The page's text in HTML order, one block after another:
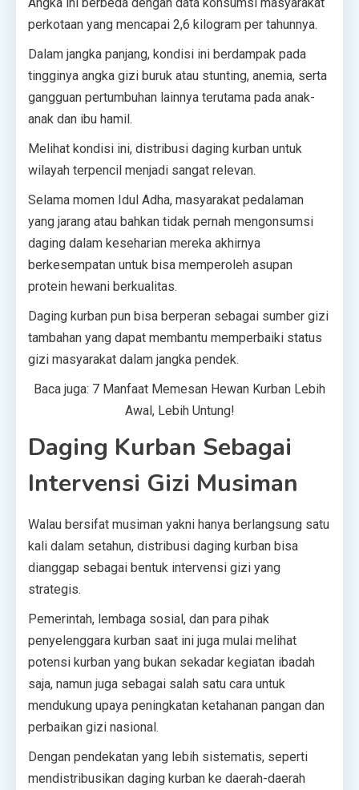
perkotaan yang mencapai 2,6 kilogram per tahunnya.
Dalam jangka panjang, kondisi ini berdampak pada
tingginya angka gizi buruk atau stunting, anemia, serta
gangguan pertumbuhan lainnya terutama pada anak-
anak dan ibu hamil.
Melihat kondisi ini, distribusi daging kurban untuk
wilayah terpencil menjadi sangat relevan.
Selama momen Idul Adha, masyarakat pedalaman
yang jarang atau bahkan tidak pernah mengonsumsi
daging dalam keseharian mereka akhirnya
berkesempatan untuk bisa memperoleh asupan
protein hewani berkualitas.
Daging kurban pun bisa berperan sebagai sumber gizi
tambahan yang dapat membantu memperbaiki status
gizi masyarakat dalam jangka pendek.
Baca juga: 7 Manfaat Memesan Hewan Kurban Lebih
Awal, Lebih Untung!
Daging Kurban Sebagai
Intervensi Gizi Musiman
Walau bersifat musiman yakni hanya berlangsung satu
kali dalam setahun, distribusi daging kurban bisa
dianggap sebagai bentuk intervensi gizi yang
strategis.
Pemerintah, lembaga sosial, dan para pihak
penyelenggara kurban saat ini juga mulai melihat
potensi kurban yang bukan sekadar kegiatan ibadah
saja, namun juga sebagai salah satu cara untuk
mendukung upaya peningkatan ketahanan pangan dan
perbaikan gizi nasional.
Dengan pendekatan yang lebih sistematis, seperti
mendistribusikan daging kurban ke daerah-daerah